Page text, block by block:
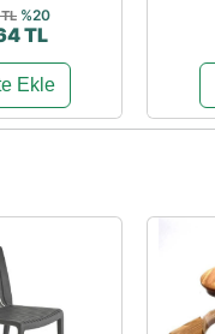
%20
TL
Ekle